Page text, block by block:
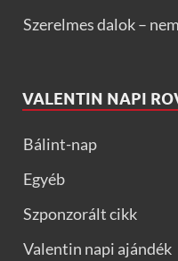
Szerelmes dalok –
VALENTIN NAPI
Bálint-nap
Egyéb
Szponzorált cikk
Valentin napi ajándék